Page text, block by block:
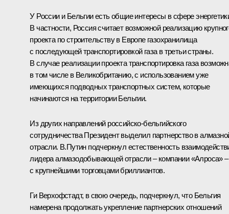
У России и Бельгии есть общие интересы в сфере
В частности, Россия считает возможной реализацию
проекта по строительству в Европе газохранилища
с последующей транспортировкой газа в третьи страны.
В случае реализации проекта транспортировка газа
в том числе в Великобританию, с использованием уже
имеющихся подводных транспортных систем, которые
начинаются на территории Бельгии.
Из других направлений российско-бельгийского
сотрудничества Президент выделил партнерство в
отрасли. В.Путин подчеркнул естественность
лидера алмазодобывающей отрасли – компании «Алроса» –
с крупнейшими торговцами бриллиантов.
Ги Верхофстадт, в свою очередь, подчеркнул, что Бельгия
намерена продолжать укрепление партнерских отношений